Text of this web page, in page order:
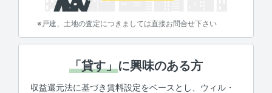
※戸建、土地の査定につきましては直接お問合せ下さい
「貸す」に興味のある方
収益還元法に基づき賃料設定をベースとし、ウィル・